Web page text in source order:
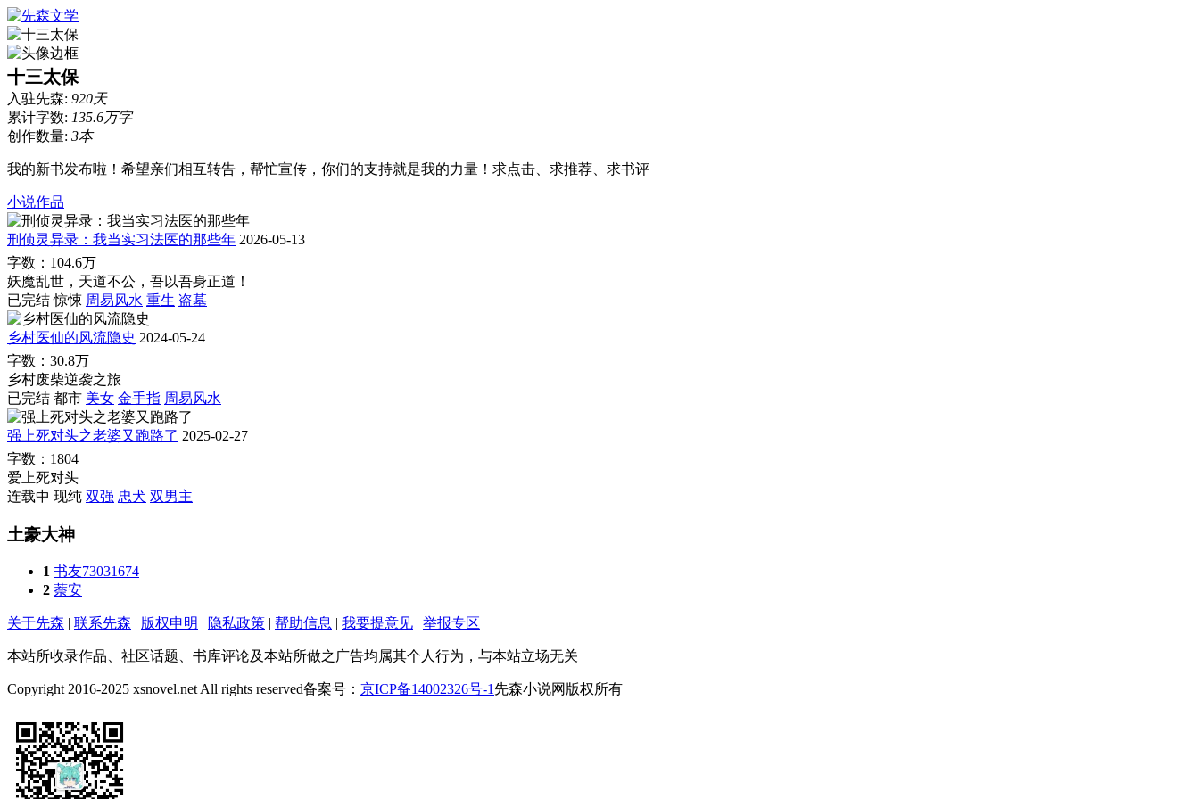
十三太保
入驻先森: 920天
累计字数: 135.6万字
创作数量: 3本
我的新书发布啦！希望亲们相互转告，帮忙宣传，你们的支持就是我的力量！求点击、求推荐、求书评
小说作品
刑侦灵异录：我当实习法医的那些年 2026-05-13
字数：104.6万
妖魔乱世，天道不公，吾以吾身正道！
已完结 惊悚 周易风水 重生 盗墓
乡村医仙的风流隐史 2024-05-24
字数：30.8万
乡村废柴逆袭之旅
已完结 都市 美女 金手指 周易风水
强上死对头之老婆又跑路了 2025-02-27
字数：1804
爱上死对头
连载中 现纯 双强 忠犬 双男主
土豪大神
1 书友73031674
2 萘安
关于先森 | 联系先森 | 版权申明 | 隐私政策 | 帮助信息 | 我要提意见 | 举报专区
本站所收录作品、社区话题、书库评论及本站所做之广告均属其个人行为，与本站立场无关
Copyright 2016-2025 xsnovel.net All rights reserved备案号： 京ICP备14002326号-1先森小说网版权所有